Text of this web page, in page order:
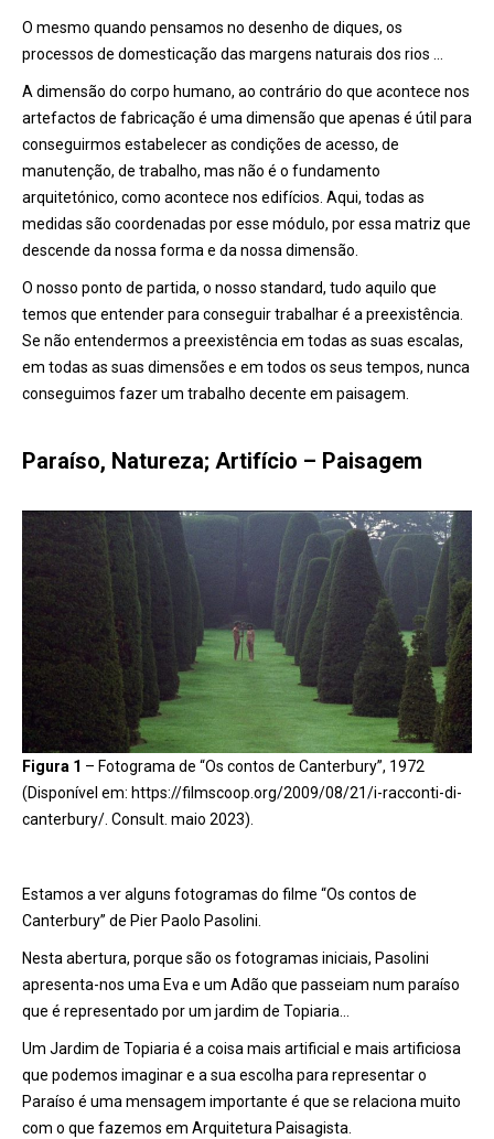
O mesmo quando pensamos no desenho de diques, os
processos de domesticação das margens naturais dos rios …
A dimensão do corpo humano, ao contrário do que acontece nos
artefactos de fabricação é uma dimensão que apenas é útil para
conseguirmos estabelecer as condições de acesso, de
manutenção, de trabalho, mas não é o fundamento
arquitetónico, como acontece nos edifícios. Aqui, todas as
medidas são coordenadas por esse módulo, por essa matriz que
descende da nossa forma e da nossa dimensão.
O nosso ponto de partida, o nosso standard, tudo aquilo que
temos que entender para conseguir trabalhar é a preexistência.
Se não entendermos a preexistência em todas as suas escalas,
em todas as suas dimensões e em todos os seus tempos, nunca
conseguimos fazer um trabalho decente em paisagem.
Paraíso, Natureza; Artifício – Paisagem
Figura 1 – Fotograma de “Os contos de Canterbury”, 1972
(Disponível em: https://filmscoop.org/2009/08/21/i-racconti-di-
canterbury/. Consult. maio 2023).
Estamos a ver alguns fotogramas do filme “Os contos de
Canterbury” de Pier Paolo Pasolini.
Nesta abertura, porque são os fotogramas iniciais, Pasolini
apresenta-nos uma Eva e um Adão que passeiam num paraíso
que é representado por um jardim de Topiaria…
Um Jardim de Topiaria é a coisa mais artificial e mais artificiosa
que podemos imaginar e a sua escolha para representar o
Paraíso é uma mensagem importante é que se relaciona muito
com o que fazemos em Arquitetura Paisagista.